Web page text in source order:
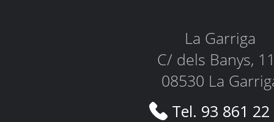
La Garriga
C/ dels Banys,
08530 La
Tel. 93 861